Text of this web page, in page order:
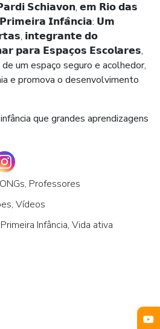
𝗦𝗰𝗵𝗶𝗮𝘃𝗼𝗻, 𝗲𝗺 𝗥𝗶𝗼 𝗱𝗮𝘀
𝗜𝗻𝗳𝗮̂𝗻𝗰𝗶𝗮: 𝗨𝗺
𝗶𝗻𝘁𝗲𝗴𝗿𝗮𝗻𝘁𝗲 𝗱𝗼
𝗽𝗮𝗿𝗮 𝗘𝘀𝗽𝗮𝗰̧𝗼𝘀 𝗘𝘀𝗰𝗼𝗹𝗮𝗿𝗲𝘀,
um espaço seguro e acolhedor,
e promova o desenvolvimento
que grandes aprendizagens
Professores
Vídeos
Infância, Vida ativa